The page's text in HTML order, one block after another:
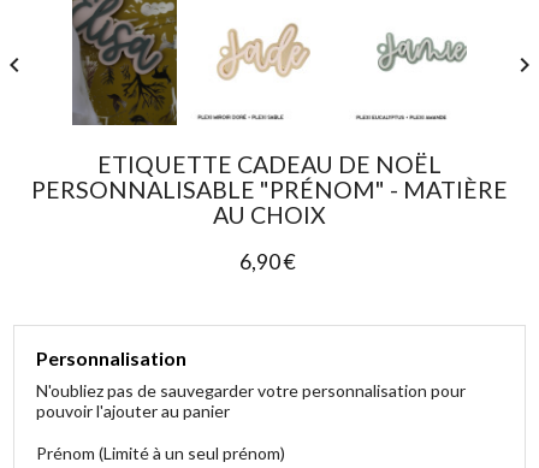
 
ETIQUETTE CADEAU DE NOËL
PERSONNALISABLE "PRÉNOM" - MATIÈRE
AU CHOIX
6,90 €
Personnalisation
N'oubliez pas de sauvegarder votre personnalisation pour
pouvoir l'ajouter au panier
Prénom (Limité à un seul prénom)